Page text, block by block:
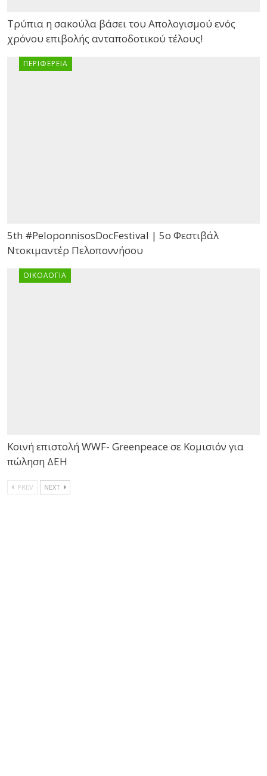
Τρύπια η σακούλα βάσει του Απολογισμού ενός
χρόνου επιβολής ανταποδοτικού τέλους!
ΠΕΡΙΦΈΡΕΙΑ
5th #PeloponnisosDocFestival | 5ο Φεστιβάλ
Ντοκιμαντέρ Πελοποννήσου
ΟΙΚΟΛΟΓΊΑ
Κοινή επιστολή WWF- Greenpeace σε Κομισιόν για
πώληση ΔΕΗ
PREV NEXT